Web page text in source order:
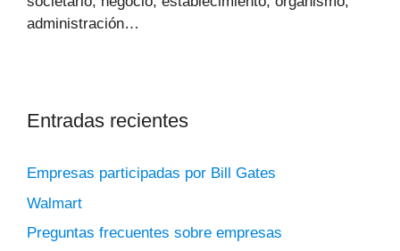
administración…
Entradas recientes
Empresas participadas por Bill Gates
Walmart
Preguntas frecuentes sobre empresas